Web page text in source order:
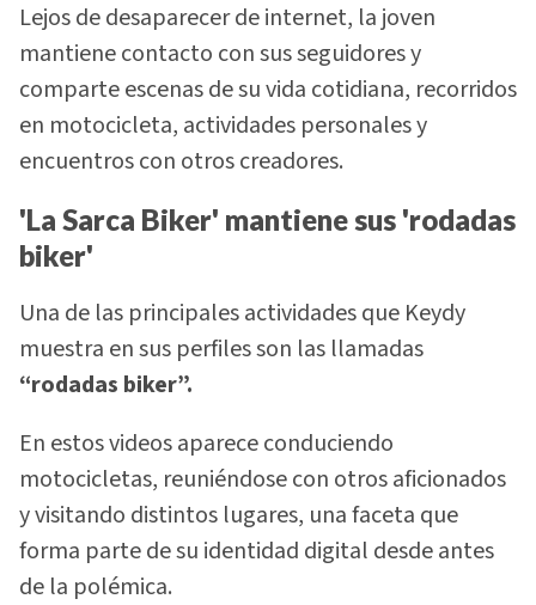
Lejos de desaparecer de internet, la joven
mantiene contacto con sus seguidores y
comparte escenas de su vida cotidiana, recorridos
en motocicleta, actividades personales y
encuentros con otros creadores.
'La Sarca Biker' mantiene sus 'rodadas
biker'
Una de las principales actividades que Keydy
muestra en sus perfiles son las llamadas
“rodadas biker”.
En estos videos aparece conduciendo
motocicletas, reuniéndose con otros aficionados
y visitando distintos lugares, una faceta que
forma parte de su identidad digital desde antes
de la polémica.